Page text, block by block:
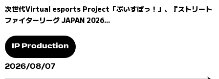
次世代Virtual esports Project「ぶいすぽっ！」、『ストリート
ファイターリーグ JAPAN 2026...
IP Production
2026/08/07